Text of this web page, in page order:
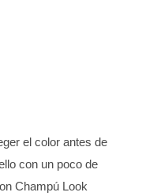
el color antes de
con un poco de
Champú Look